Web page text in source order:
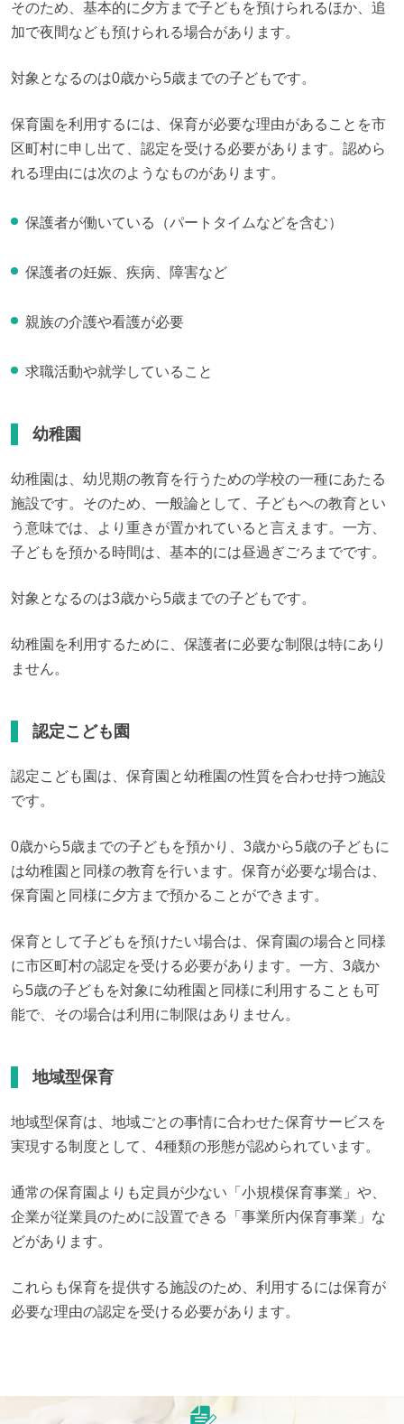
そのため、基本的に夕方まで子どもを預けられるほか、追
加で夜間なども預けられる場合があります。
対象となるのは0歳から5歳までの子どもです。
保育園を利用するには、保育が必要な理由があることを市
区町村に申し出て、認定を受ける必要があります。認めら
れる理由には次のようなものがあります。
保護者が働いている（パートタイムなどを含む）
保護者の妊娠、疾病、障害など
親族の介護や看護が必要
求職活動や就学していること
幼稚園
幼稚園は、幼児期の教育を行うための学校の一種にあたる
施設です。そのため、一般論として、子どもへの教育とい
う意味では、より重きが置かれていると言えます。一方、
子どもを預かる時間は、基本的には昼過ぎごろまでです。
対象となるのは3歳から5歳までの子どもです。
幼稚園を利用するために、保護者に必要な制限は特にあり
ません。
認定こども園
認定こども園は、保育園と幼稚園の性質を合わせ持つ施設
です。
0歳から5歳までの子どもを預かり、3歳から5歳の子どもに
は幼稚園と同様の教育を行います。保育が必要な場合は、
保育園と同様に夕方まで預かることができます。
保育として子どもを預けたい場合は、保育園の場合と同様
に市区町村の認定を受ける必要があります。一方、3歳か
ら5歳の子どもを対象に幼稚園と同様に利用することも可
能で、その場合は利用に制限はありません。
地域型保育
地域型保育は、地域ごとの事情に合わせた保育サービスを
実現する制度として、4種類の形態が認められています。
通常の保育園よりも定員が少ない「小規模保育事業」や、
企業が従業員のために設置できる「事業所内保育事業」な
どがあります。
これらも保育を提供する施設のため、利用するには保育が
必要な理由の認定を受ける必要があります。